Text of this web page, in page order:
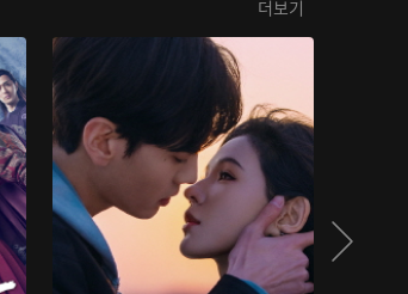
더보기